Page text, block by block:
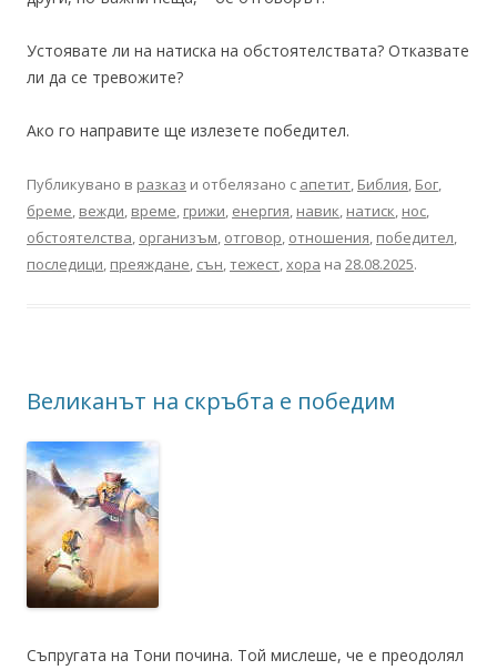
Устоявате ли на натиска на обстоятелствата? Отказвате
ли да се тревожите?
Ако го направите ще излезете победител.
Публикувано в разказ и отбелязано с апетит, Библия, Бог,
бреме, вежди, време, грижи, енергия, навик, натиск, нос,
обстоятелства, организъм, отговор, отношения, победител,
последици, преяждане, сън,тежест,хора на 28.08.2025.
Великанът на скръбта е победим
Съпругата на Тони почина. Той мислеше, че е преодолял